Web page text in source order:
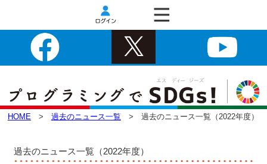
HOME > 過去のニュース一覧 > 過去のニュース一覧（2022年度）
過去のニュース一覧（2022年度）